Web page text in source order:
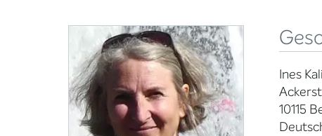
Ines
10115